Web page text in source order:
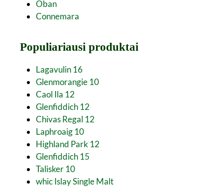
Oban
Connemara
Populiariausi produktai
Lagavulin 16
Glenmorangie 10
Caol Ila 12
Glenfiddich 12
Chivas Regal 12
Laphroaig 10
Highland Park 12
Glenfiddich 15
Talisker 10
whic Islay Single Malt